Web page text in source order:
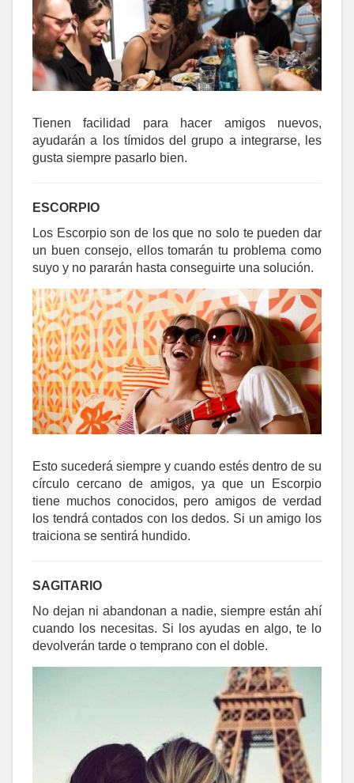
Tienen facilidad para hacer amigos nuevos,
ayudarán a los tímidos del grupo a integrarse, les
gusta siempre pasarlo bien.
ESCORPIO
Los Escorpio son de los que no solo te pueden dar
un buen consejo, ellos tomarán tu problema como
suyo y no pararán hasta conseguirte una solución.
Esto sucederá siempre y cuando estés dentro de su
círculo cercano de amigos, ya que un Escorpio
tiene muchos conocidos, pero amigos de verdad
los tendrá contados con los dedos. Si un amigo los
traiciona se sentirá hundido.
SAGITARIO
No dejan ni abandonan a nadie, siempre están ahí
cuando los necesitas. Si los ayudas en algo, te lo
devolverán tarde o temprano con el doble.